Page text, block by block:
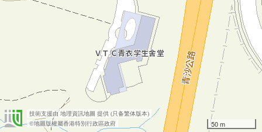
©地圖版權屬香港特別行政區政府
技術支援由地理資訊地圖 提供 (只备繁体版本)
50 m